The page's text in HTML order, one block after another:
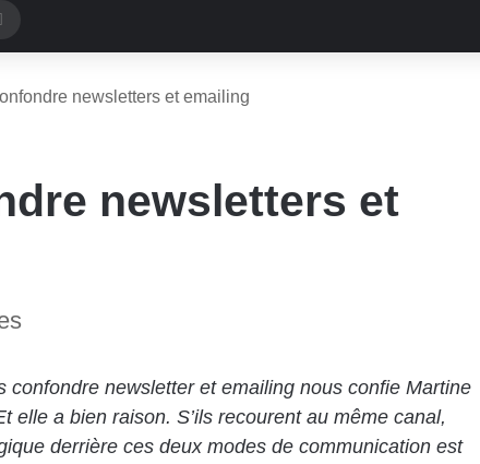
newsletters et emailing
newsletters et
confondre newsletter et emailing nous confie Martine
elle a bienraison. S’ils recourentau même canal,
derrière ces deux modes de communication est